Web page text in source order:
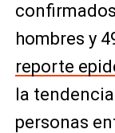
hombres y
reporte
la
personas